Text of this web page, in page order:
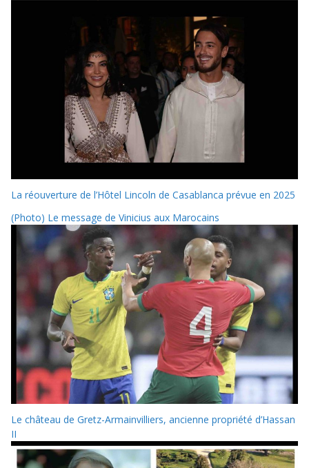
La réouverture de l’Hôtel Lincoln de Casablanca prévue en 2025
(Photo) Le message de Vinicius aux Marocains
Le château de Gretz-Armainvilliers, ancienne propriété d’Hassan
II